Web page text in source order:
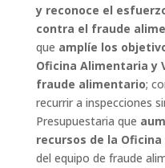
y reconoce el
contra el fraude
que amplíe los
Oficina Alimentaria y
fraude alimentario;
recurrir a inspecciones
Presupuestaria que
recursos de la
del equipo de fraude